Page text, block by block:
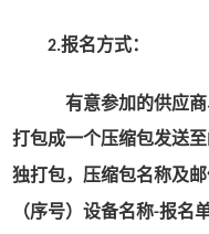
2.报名方式：
有意参加的供应
打包成一个压缩包发送至
独打包， 压缩包名称及
（序号）设备名称-报名